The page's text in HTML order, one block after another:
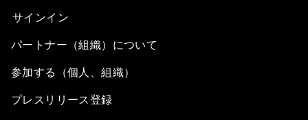
サインイン
パートナー（組織）について
参加する（個人、組織）
プレスリリース登録